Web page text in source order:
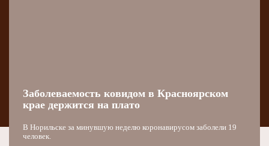
Заболеваемость ковидом в Красноярском
крае держится на плато
В Норильске за минувшую неделю коронавирусом заболели 19
человек.